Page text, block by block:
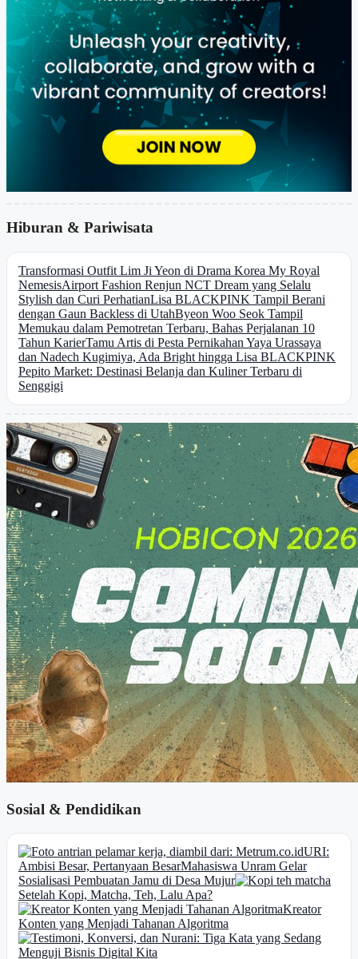
Hiburan & Pariwisata
Transformasi Outfit Lim Ji Yeon di Drama Korea My Royal
NemesisAirport Fashion Renjun NCT Dream yang Selalu
Stylish dan Curi PerhatianLisa BLACKPINK Tampil Berani
dengan Gaun Backless di UtahByeon Woo Seok Tampil
Memukau dalam Pemotretan Terbaru, Bahas Perjalanan 10
Tahun KarierTamu Artis di Pesta Pernikahan Yaya Urassaya
dan Nadech Kugimiya, Ada Bright hingga Lisa BLACKPINK
Pepito Market: Destinasi Belanja dan Kuliner Terbaru di
Senggigi
Sosial & Pendidikan
URI:
Ambisi Besar, Pertanyaan BesarMahasiswa Unram Gelar
Sosialisasi Pembuatan Jamu di Desa Mujur
Setelah Kopi, Matcha, Teh, Lalu Apa?
Kreator
Konten yang Menjadi Tahanan Algoritma